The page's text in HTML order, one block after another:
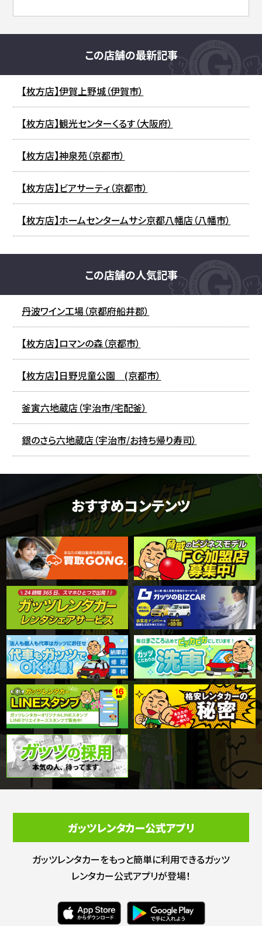
この店舗の最新記事
【枚方店】伊賀上野城（伊賀市）
【枚方店】観光センターくるす（大阪府）
【枚方店】神泉苑（京都市）
【枚方店】ビアサーティ（京都市）
【枚方店】ホームセンタームサシ京都八幡店（八幡市）
この店舗の人気記事
丹波ワイン工場（京都府船井郡）
【枚方店】ロマンの森（京都市）
【枚方店】日野児童公園 (京都市）
釜寅六地蔵店（宇治市/宅配釜）
銀のさら六地蔵店（宇治市/お持ち帰り寿司）
おすすめコンテンツ
ガッツレンタカー公式アプリ
ガッツレンタカーをもっと簡単に利用できるガッツ
レンタカー公式アプリが登場！